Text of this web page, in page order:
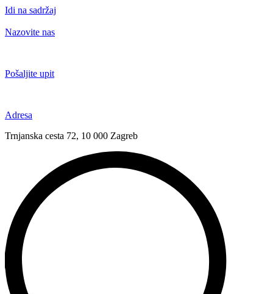
Idi na sadržaj
Nazovite nas
Pošaljite upit
Adresa
Trnjanska cesta 72, 10 000 Zagreb